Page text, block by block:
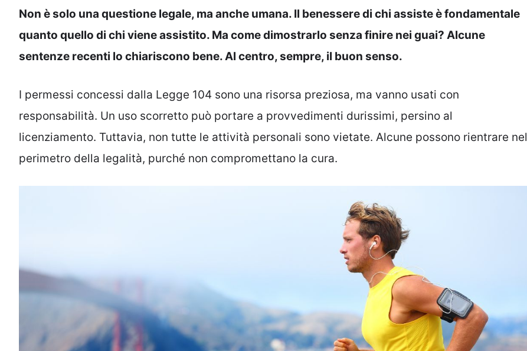
Non è solo una questione legale, ma anche umana. Il benessere di chi assiste è fondamentale
quanto quello di chi viene assistito. Ma come dimostrarlo senza finire nei guai? Alcune
sentenze recenti lo chiariscono bene. Al centro, sempre, il buon senso.
I permessi concessi dalla Legge 104 sono una risorsa preziosa, ma vanno usati con
responsabilità. Un uso scorretto può portare a provvedimenti durissimi, persino al
licenziamento. Tuttavia, non tutte le attività personali sono vietate. Alcune possono rientrare nel
perimetro della legalità, purché non compromettano la cura.